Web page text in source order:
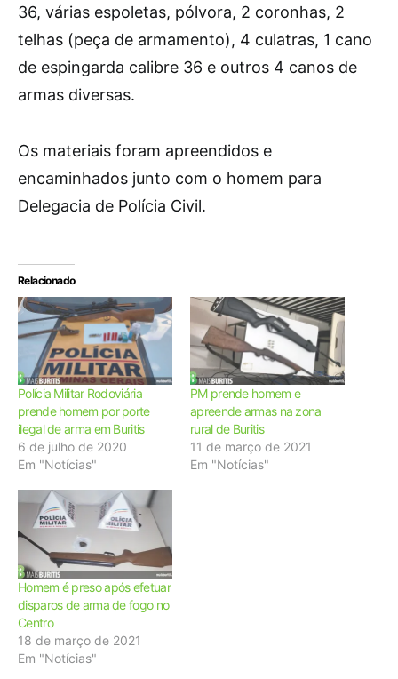
36, várias espoletas, pólvora, 2 coronhas, 2
telhas (peça de armamento), 4 culatras, 1 cano
de espingarda calibre 36 e outros 4 canos de
armas diversas.
Os materiais foram apreendidos e
encaminhados junto com o homem para
Delegacia de Polícia Civil.
Relacionado
Polícia Militar Rodoviária
prende homem por porte
ilegal de arma em Buritis
6 de julho de 2020
Em "Notícias"
PM prende homem e
apreende armas na zona
rural de Buritis
11 de março de 2021
Em "Notícias"
Homem é preso após efetuar
disparos de arma de fogo no
Centro
18 de março de 2021
Em "Notícias"